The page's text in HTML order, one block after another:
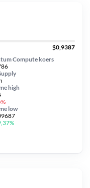
$0,9387
Compute koers
high
low